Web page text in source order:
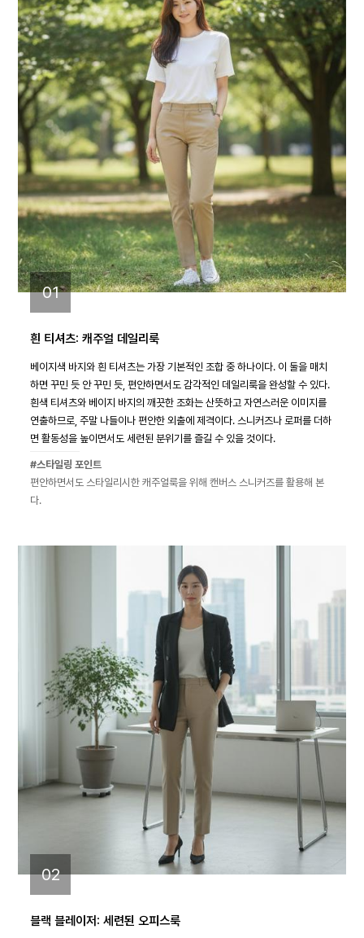
01
흰 티셔츠: 캐주얼 데일리룩
베이지색 바지와 흰 티셔츠는 가장 기본적인 조합 중 하나이다. 이 둘을 매치
하면 꾸민 듯 안 꾸민 듯, 편안하면서도 감각적인 데일리룩을 완성할 수 있다.
흰색 티셔츠와 베이지 바지의 깨끗한 조화는 산뜻하고 자연스러운 이미지를
연출하므로, 주말 나들이나 편안한 외출에 제격이다. 스니커즈나 로퍼를 더하
면 활동성을 높이면서도 세련된 분위기를 즐길 수 있을 것이다.
#스타일링 포인트
편안하면서도 스타일리시한 캐주얼룩을 위해 캔버스 스니커즈를 활용해 본
다.
02
블랙 블레이저: 세련된 오피스룩